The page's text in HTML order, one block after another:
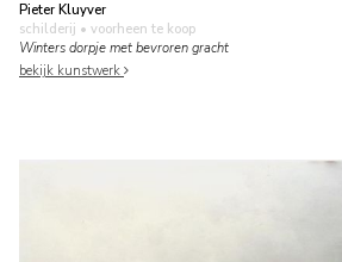
Pieter Kluyver
schilderij • voorheen te koop
Winters dorpje met bevroren gracht
bekijk kunstwerk